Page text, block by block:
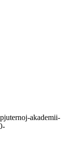
akademii-